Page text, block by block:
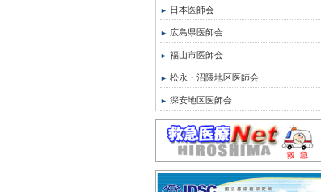
日本医師会
広島県医師会
福山市医師会
松永・沼隈地区医師会
深安地区医師会